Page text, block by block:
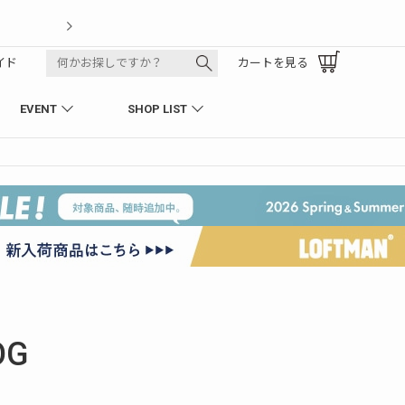
EVENT SHOP LIST
ド カートを見る